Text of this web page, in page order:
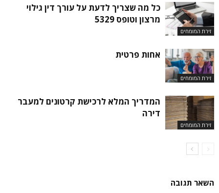
זירת המומחים
כל מה שצריך לדעת על עורך דין גילוי
מרצון וטופס 5329
זירת המומחים
אחות פרטית
זירת המומחים
המדריך המלא לרכישת קרטונים למעבר
דירה
השאר תגובה